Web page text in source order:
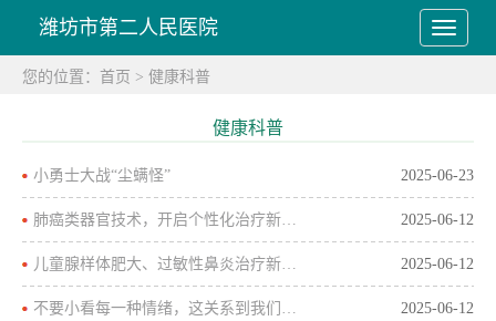
潍坊市第二人民医院
您的位置： 首页 > 健康科普
健康科普
2025-06-23
小勇士大战“尘螨怪”
2025-06-12
肺癌类器官技术，开启个性化治疗新希望
2025-06-12
儿童腺样体肥大、过敏性鼻炎治疗新方法——鼻腔冲洗雾化+弱激光治疗
2025-06-12
不要小看每一种情绪，这关系到我们的健康